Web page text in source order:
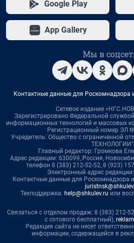
Google Play
App Gallery
Мы в
Контактные данные для Роскомнадзора
Сетевое издание
Зарегистрировано Федеральной
информационных технологий и массовых
Регистрационный номер ЭЛ
Учредитель: Общество с ограниченной
ТЕХНОЛОГИИ"
Главный редактор: Громкова
Адрес редакции: 630099, Россия,
телефон 8 (383) 212-52-52, 8 (923)
Электронный адрес редакции:
Контактные данные для Роскомнадзора
Техподдержка: help@shkulev.ru или
Связаться с отделом продаж: 8 (383) 212-
с сотового бесплатный),
Редакция сайта не несет
информации, содержащейся в